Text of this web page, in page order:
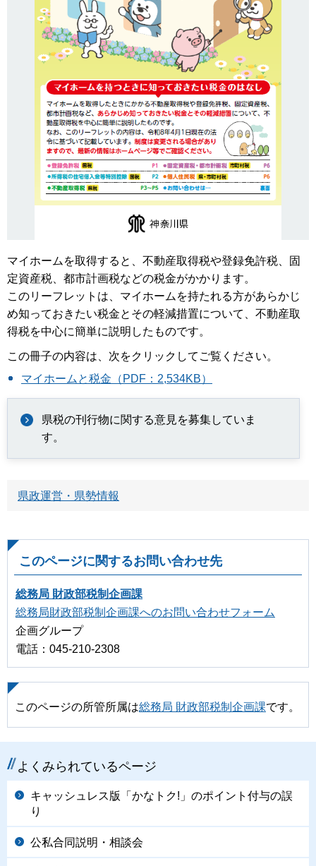
マイホームを取得すると、不動産取得税や登録免許税、固
定資産税、都市計画税などの税金がかかります。
このリーフレットは、マイホームを持たれる方があらかじ
め知っておきたい税金とその軽減措置について、不動産取
得税を中心に簡単に説明したものです。
この冊子の内容は、次をクリックしてご覧ください。
マイホームと税金（PDF：2,534KB）
県税の刊行物に関する意見を募集していま
す。
県政運営・県勢情報
このページに関するお問い合わせ先
総務局 財政部税制企画課
総務局財政部税制企画課へのお問い合わせフォーム
企画グループ
電話：045-210-2308
このページの所管所属は総務局 財政部税制企画課です。
よくみられているページ
キャッシュレス版「かなトク!」のポイント付与の誤
り
公私合同説明・相談会